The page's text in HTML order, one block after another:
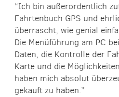
“Ich bin außerordentlich
Fahrtenbuch GPS und
überrascht, wie genial
Die Menüführung am PC
Daten, die Kontrolle der
Karte und die
haben mich absolut
gekauft zu haben.”